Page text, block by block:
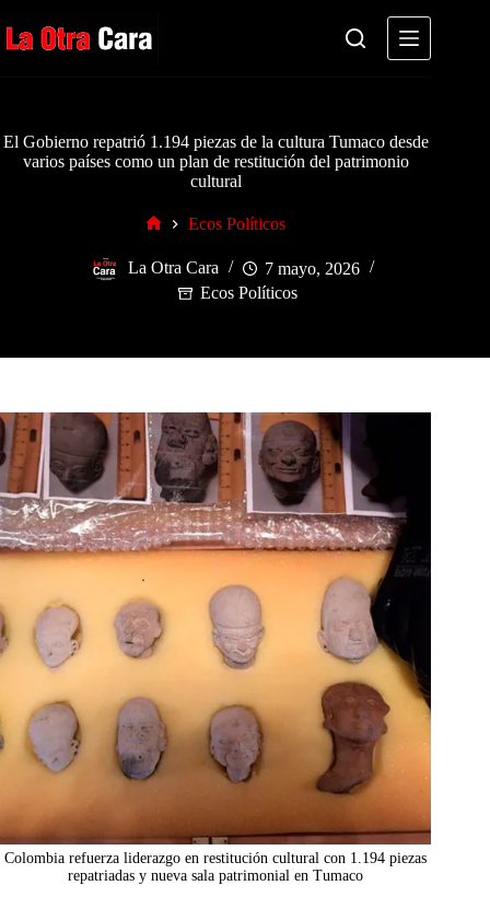
al
contenido
El Gobierno repatrió 1.194 piezas de la cultura Tumaco desde
varios países como un plan de restitución del patrimonio
cultural
Ecos Políticos
La Otra Cara
7 mayo, 2026
Ecos Políticos
Colombia refuerza liderazgo en restitución cultural con 1.194 piezas
repatriadas y nueva sala patrimonial en Tumaco